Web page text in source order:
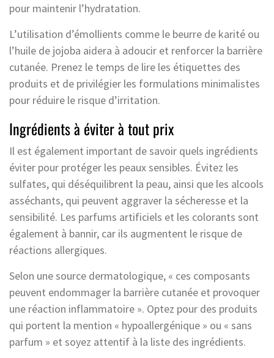
pour maintenir l’hydratation.
L’utilisation d’émollients comme le beurre de karité ou
l’huile de jojoba aidera à adoucir et renforcer la barrière
cutanée. Prenez le temps de lire les étiquettes des
produits et de privilégier les formulations minimalistes
pour réduire le risque d’irritation.
Ingrédients à éviter à tout prix
Il est également important de savoir quels ingrédients
éviter pour protéger les peaux sensibles. Évitez les
sulfates, qui déséquilibrent la peau, ainsi que les alcools
asséchants, qui peuvent aggraver la sécheresse et la
sensibilité. Les parfums artificiels et les colorants sont
également à bannir, car ils augmentent le risque de
réactions allergiques.
Selon une source dermatologique, « ces composants
peuvent endommager la barrière cutanée et provoquer
une réaction inflammatoire ». Optez pour des produits
qui portent la mention « hypoallergénique » ou « sans
parfum » et soyez attentif à la liste des ingrédients.